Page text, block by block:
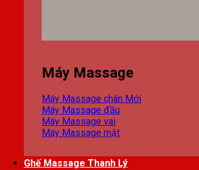
Máy Massage
Máy Massage chân
Máy Massage đầu
Máy Massage vai
Máy Massage mặt
Ghế Massage Thanh Lý